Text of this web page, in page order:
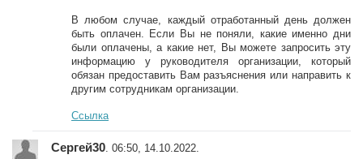
В любом случае, каждый отработанный день должен
быть оплачен. Если Вы не поняли, какие именно дни
были оплачены, а какие нет, Вы можете запросить эту
информацию у руководителя организации, который
обязан предоставить Вам разъяснения или направить к
другим сотрудникам организации.
Ссылка
Сергей30 . 06:50, 14.10.2022.